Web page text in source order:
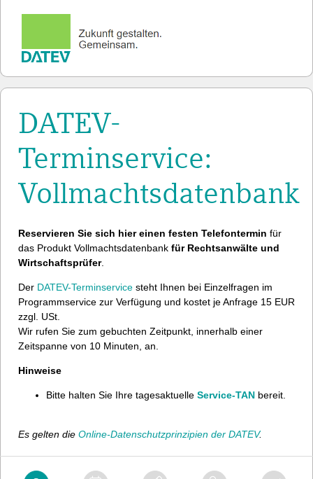
DATEV-
Terminservice:
Vollmachtsdatenbank
Reservieren Sie sich hier einen festen Telefontermin für
das Produkt Vollmachtsdatenbank für Rechtsanwälte und
Wirtschaftsprüfer.
Der DATEV-Terminservice steht Ihnen bei Einzelfragen im
Programmservice zur Verfügung und kostet je Anfrage 15 EUR
zzgl. USt.
Wir rufen Sie zum gebuchten Zeitpunkt, innerhalb einer
Zeitspanne von 10 Minuten, an.
Hinweise
Bitte halten Sie Ihre tagesaktuelle Service-TAN bereit.
Es gelten die Online-Datenschutzprinzipien der DATEV.